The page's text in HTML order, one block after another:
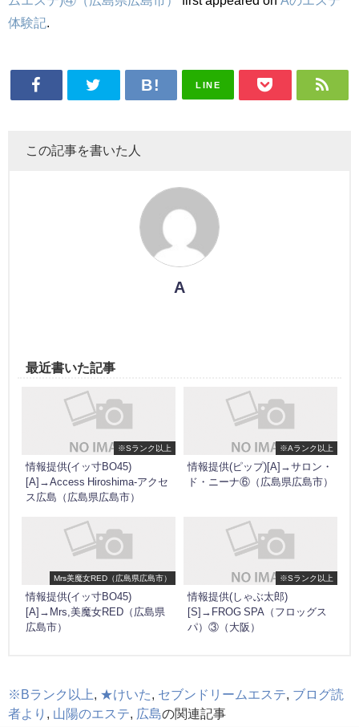
体験記
LINE
この記事を書いた人
A
最近書いた記事
※Sランク以上
情報提供(イッ寸BO45)
[A]→Access Hiroshima-アクセ
ス広島（広島県広島市）
※Aランク以上
情報提供(ピップ)[A]→サロン・
ド・ニーナ⑥（広島県広島市）
Mrs美魔女RED（広島県広島市）
情報提供(イッ寸BO45)
[A]→Mrs,美魔女RED（広島県
広島市）
※Sランク以上
情報提供(しゃぶ太郎)
[S]→FROG SPA（フロッグス
パ）③（大阪）
※Bランク以上 ★けいた セブンドリームエステ
ブログ読
者より
山陽のエステ 広島の関連記事